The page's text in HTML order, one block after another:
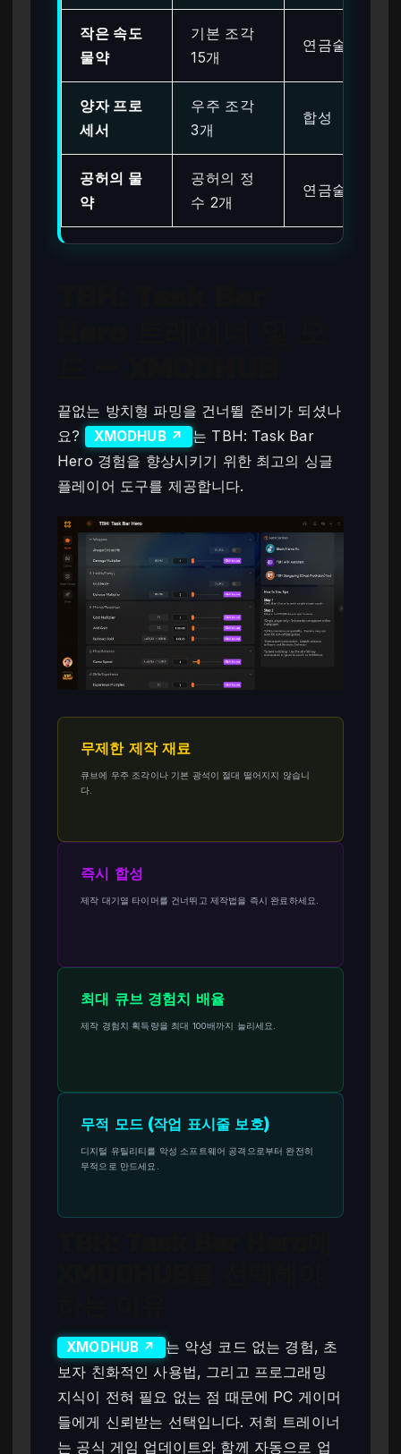
작은 속도
물약
기본 조각
15개
연금술
양자 프로
세서
우주 조각
3개
합성
공허의 물
약
공허의 정
수 2개
연금술
끝없는 방치형 파밍을 건너뛸 준비가 되셨나
요?
XMODHUB ↗
는 TBH: Task Bar
Hero 경험을 향상시키기 위한 최고의 싱글
플레이어 도구를 제공합니다.
무제한 제작 재료
큐브에 우주 조각이나 기본 광석이 절대 떨어지지 않습니
다.
즉시 합성
제작 대기열 타이머를 건너뛰고 제작법을 즉시 완료하세요.
최대 큐브 경험치 배율
제작 경험치 획득량을 최대 100배까지 늘리세요.
무적 모드 (작업 표시줄 보호)
디지털 유틸리티를 악성 소프트웨어 공격으로부터 완전히
무적으로 만드세요.
XMODHUB ↗
는 악성 코드 없는 경험, 초
보자 친화적인 사용법, 그리고 프로그래밍
지식이 전혀 필요 없는 점 때문에 PC 게이머
들에게 신뢰받는 선택입니다. 저희 트레이너
는 공식 게임 업데이트와 함께 자동으로 업